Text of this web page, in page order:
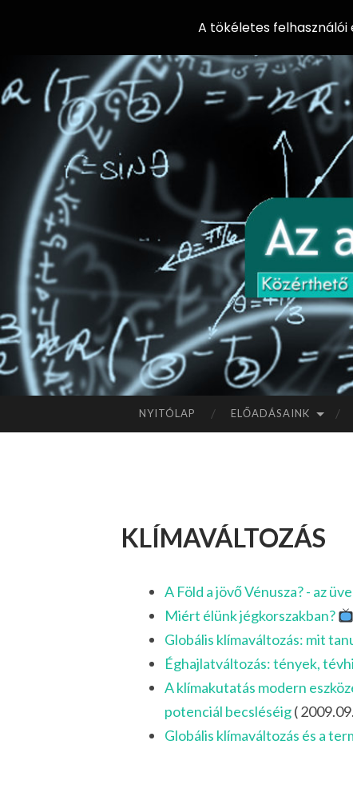
A
NYITÓLAP ELŐADÁSAINK
klímaváltozás
A Föld a jövő Vénusza? - az
Miért élünk jégkorszakban?
Globális klímaváltozás: mit
Éghajlatváltozás: tények,
A klímakutatás modern
potenciál becsléséig(
Globális klímaváltozás és a
A tökéletes